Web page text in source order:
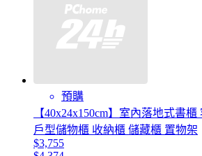
預購
【40x24x150cm】室內落地式書
戶型儲物櫃 收納櫃 儲藏櫃 置物架
$3,755